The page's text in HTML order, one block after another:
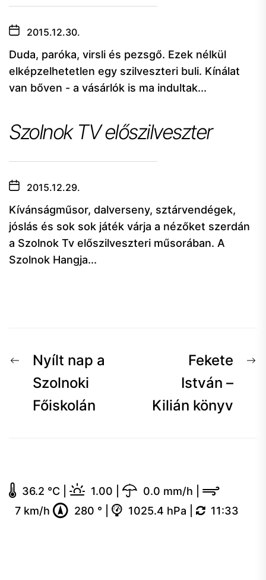
2015.12.30.
Duda, paróka, virsli és pezsgő. Ezek nélkül
elképzelhetetlen egy szilveszteri buli. Kínálat
van bőven - a vásárlók is ma indultak...
Szolnok TV előszilveszter
2015.12.29.
Kívánságműsor, dalverseny, sztárvendégek,
jóslás és sok sok játék várja a nézőket szerdán
a Szolnok Tv előszilveszteri műsorában. A
Szolnok Hangja...
Bejegyzés
navigáció
ElőzőNyílt nap a
Szolnoki
Főiskolán
Fekete
István –
Kilián könyv
36.2 °C 1.00 0.0 mm/h
7 km/h
280 ° 1025.4 hPa 11:33